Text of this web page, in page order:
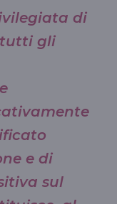
di
gli
e di
sul